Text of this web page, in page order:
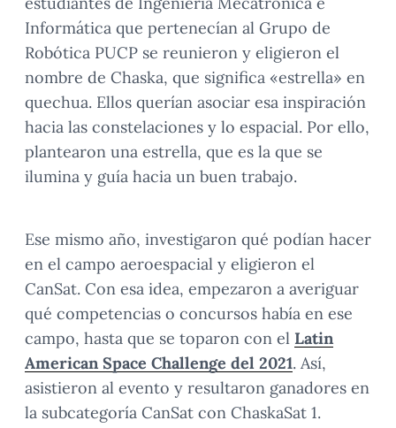
Informática que pertenecían al Grupo de
Robótica PUCP se reunieron y eligieron el
nombre de Chaska, que significa «estrella» en
quechua. Ellos querían asociar esa inspiración
hacia las constelaciones y lo espacial. Por ello,
plantearon una estrella, que es la que se
ilumina y guía hacia un buen trabajo.
Ese mismo año, investigaron qué podían hacer
en el campo aeroespacial y eligieron el
CanSat. Con esa idea, empezaron a averiguar
qué competencias o concursos había en ese
campo, hasta que se toparon con el Latin
American Space Challenge del 2021. Así,
asistieron al evento y resultaron ganadores en
la subcategoría CanSat con ChaskaSat 1.